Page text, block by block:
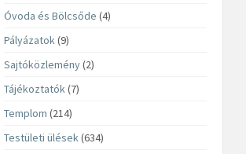
Óvoda és Bölcsőde (4)
Pályázatok(9)
Sajtóközlemény(2)
Tájékoztatók(7)
Templom (214)
Testületi ülések(634)